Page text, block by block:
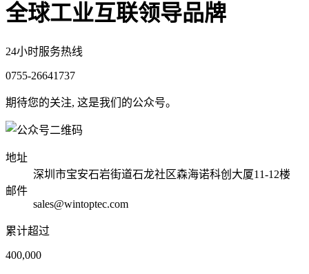
全球工业互联领导品牌
24小时服务热线
0755-26641737
期待您的关注, 这是我们的公众号。
地址
深圳市宝安石岩街道石龙社区森海诺科创大厦11-12楼
邮件
sales@wintoptec.com
累计超过
400,000